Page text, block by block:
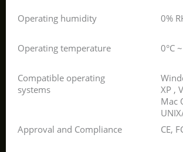
Operating humidity 0%
Operating temperature 0°C
Compatible operating
systems
XP ,
Mac
Approval and Compliance
CE,